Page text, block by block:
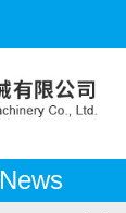
News